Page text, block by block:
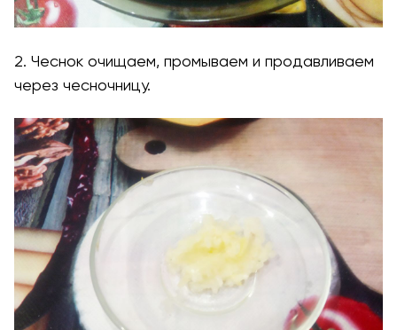
2. Чеснок очищаем, промываем и продавливаем
через чесночницу.